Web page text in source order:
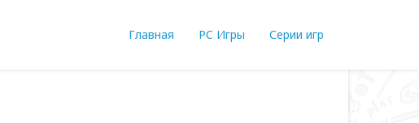
Главная PC Игры Серии игр